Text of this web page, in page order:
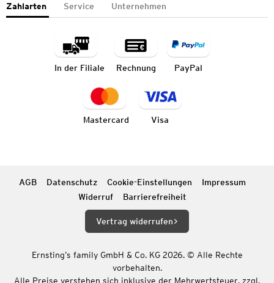
Zahlarten Service Unternehmen
In der Filiale Rechnung PayPal
Mastercard Visa
AGB Datenschutz Cookie-Einstellungen
Impressum
Widerruf
Barrierefreiheit
Vertrag widerrufen
Ernsting’s family GmbH & Co. KG 2026. © Alle Rechte
vorbehalten.
Alle Preise verstehen sich inklusive der Mehrwertsteuer, zzgl.